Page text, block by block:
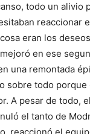
todo un alivio
reaccionar
eran los
en ese
una remontada
sobre todo porque
A pesar de todo,
el tanto de